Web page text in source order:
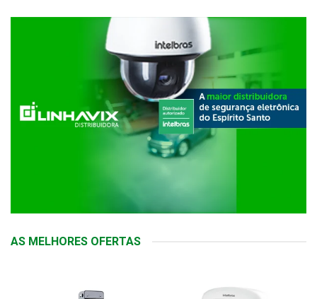
AS MELHORES OFERTAS